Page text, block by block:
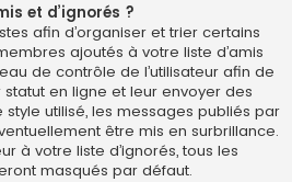
et d’ignorés ?
afin d’organiser et trier certains
ajoutés à votre liste d’amis
de contrôle de l’utilisateur afin de
en ligne et leur envoyer des
utilisé, les messages publiés par
être mis en surbrillance.
à votre liste d’ignorés, tous les
masqués par défaut.